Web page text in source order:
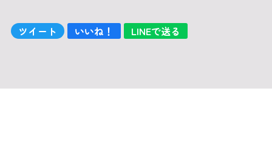
ツイート いいね！ LINEで送る